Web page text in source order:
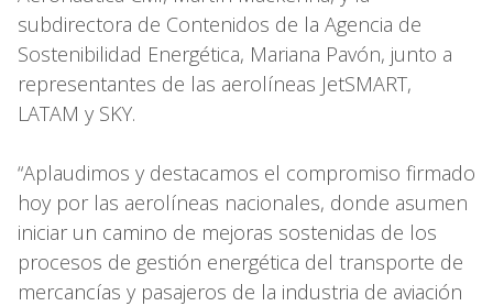
subdirectora de Contenidos de la Agencia de
Sostenibilidad Energética, Mariana Pavón, junto a
representantes de las aerolíneas JetSMART,
LATAM y SKY.
“Aplaudimos y destacamos el compromiso firmado
hoy por las aerolíneas nacionales, donde asumen
iniciar un camino de mejoras sostenidas de los
procesos de gestión energética del transporte de
mercancías y pasajeros de la industria de aviación